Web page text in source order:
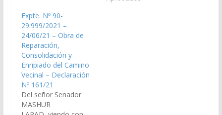
Presupuesto 2025 y/o
por convenio con el
Municipio de Santa…
Expte. Nº 90-
29.999/2021 –
24/06/21 – Obra de
Reparación,
Consolidación y
Enripiado del Camino
Vecinal – Declaración
Nº 161/21
Del señor Senador
MASHUR